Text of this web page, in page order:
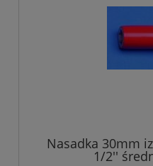
Nasadka 30mm
1/2''